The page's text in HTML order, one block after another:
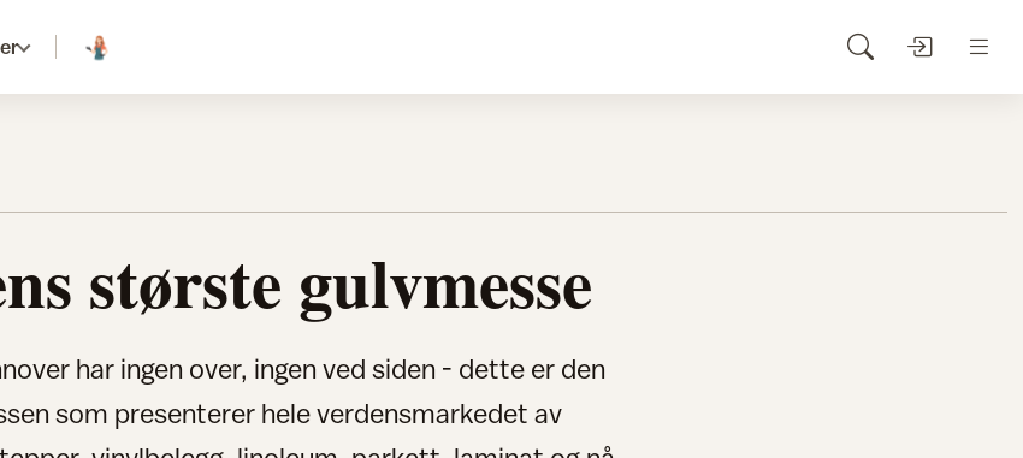
største gulvmesse
har ingen over, ingen ved siden - dette er den
som presenterer hele verdensmarkedet av